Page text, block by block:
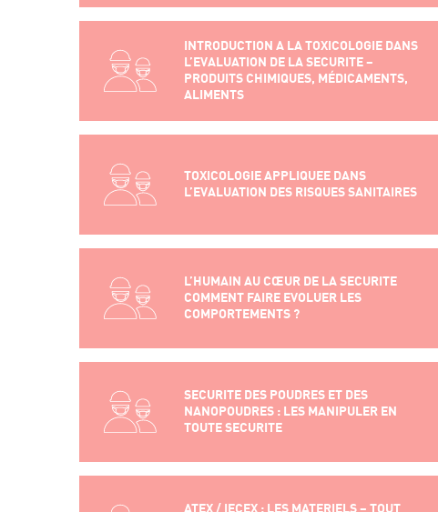
INTRODUCTION A LA TOXICOLOGIE DANS
L’EVALUATION DE LA SECURITE –
PRODUITS CHIMIQUES, MÉDICAMENTS,
ALIMENTS
TOXICOLOGIE APPLIQUEE DANS
L’EVALUATION DES RISQUES SANITAIRES
L’HUMAIN AU CŒUR DE LA SECURITE
COMMENT FAIRE EVOLUER LES
COMPORTEMENTS ?
SECURITE DES POUDRES ET DES
NANOPOUDRES : LES MANIPULER EN
TOUTE SECURITE
ATEX / IECEX : LES MATERIELS – TOUT